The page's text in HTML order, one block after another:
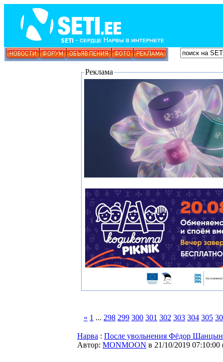
Реклама
« 1 ... 298 299 300 301 302 303 304 305
Нарва : После увольнения Фёдор Шанцын
Автор: MONMOON в 21/10/2019 07:10:00